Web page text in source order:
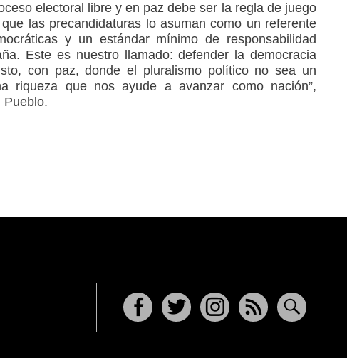
electoral libre y en paz debe ser la regla de juego
las precandidaturas lo asuman como un referente
y un estándar mínimo de responsabilidad
Este es nuestro llamado: defender la democracia
con paz, donde el pluralismo político no sea un
riqueza que nos ayude a avanzar como nación”,
Pueblo.